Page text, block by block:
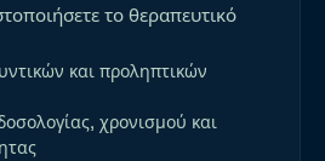
το θεραπευτικό
και προληπτικών
χρονισμού και